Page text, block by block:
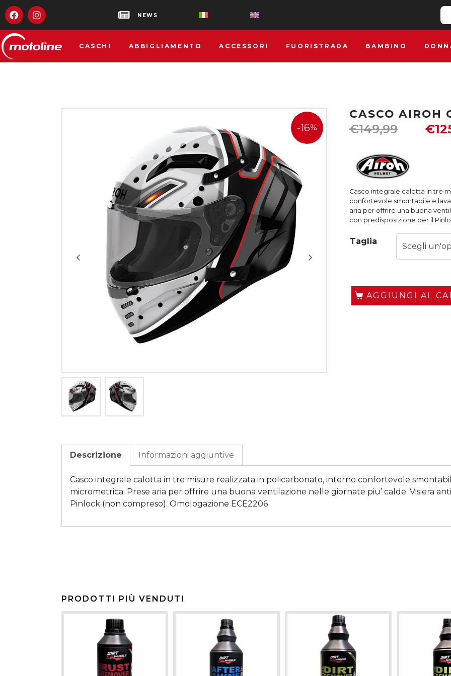
NEWS
CASCHI ABBIGLIAMENTO ACCESSORI FUORISTRADA BAMBINO
-16%
CASCO AIROH
€149,99 €
Casco integrale calotta in tre
confortevole smontabile e
aria per offrire una buona
con predisposizione per il
Taglia
AGGIUNGI AL
Descrizione Informazioni aggiuntive
Casco integrale calotta in tre misure realizzata in policarbonato, interno confortevole
micrometrica. Prese aria per offrire una buona ventilazione nelle giornate piu’ calde. Visiera
Pinlock (non compreso). Omologazione ECE2206
PRODOTTI PIÙ VENDUTI